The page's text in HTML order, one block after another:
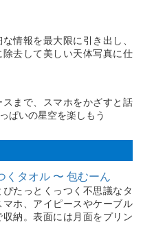
情報を最大限に引き出し、
去して美しい天体写真に仕
まで、スマホをかざすと話
ぱいの星空を楽しもう
くタオル 〜 包むーん
たっとくっつく不思議なタ
ホ、アイピースやケーブル
納。表面には月面をプリン